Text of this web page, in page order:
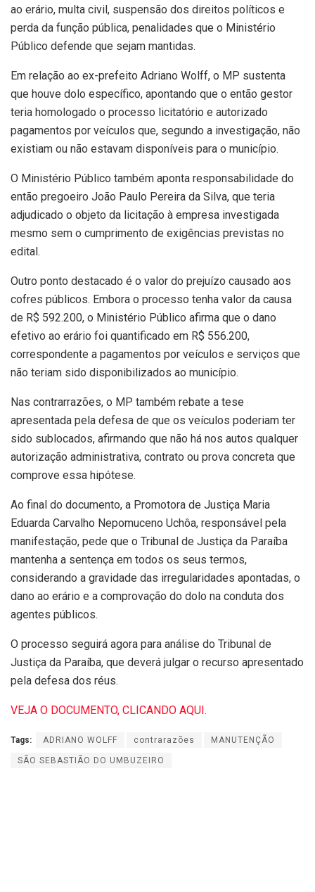
ao erário, multa civil, suspensão dos direitos políticos e
perda da função pública, penalidades que o Ministério
Público defende que sejam mantidas.
Em relação ao ex-prefeito Adriano Wolff, o MP sustenta
que houve dolo específico, apontando que o então gestor
teria homologado o processo licitatório e autorizado
pagamentos por veículos que, segundo a investigação, não
existiam ou não estavam disponíveis para o município.
O Ministério Público também aponta responsabilidade do
então pregoeiro João Paulo Pereira da Silva, que teria
adjudicado o objeto da licitação à empresa investigada
mesmo sem o cumprimento de exigências previstas no
edital.
Outro ponto destacado é o valor do prejuízo causado aos
cofres públicos. Embora o processo tenha valor da causa
de R$ 592.200, o Ministério Público afirma que o dano
efetivo ao erário foi quantificado em R$ 556.200,
correspondente a pagamentos por veículos e serviços que
não teriam sido disponibilizados ao município.
Nas contrarrazões, o MP também rebate a tese
apresentada pela defesa de que os veículos poderiam ter
sido sublocados, afirmando que não há nos autos qualquer
autorização administrativa, contrato ou prova concreta que
comprove essa hipótese.
Ao final do documento, a Promotora de Justiça Maria
Eduarda Carvalho Nepomuceno Uchôa, responsável pela
manifestação, pede que o Tribunal de Justiça da Paraíba
mantenha a sentença em todos os seus termos,
considerando a gravidade das irregularidades apontadas, o
dano ao erário e a comprovação do dolo na conduta dos
agentes públicos.
O processo seguirá agora para análise do Tribunal de
Justiça da Paraíba, que deverá julgar o recurso apresentado
pela defesa dos réus.
VEJA O DOCUMENTO, CLICANDO AQUI.
Tags: ADRIANO WOLFF contrarazões MANUTENÇÃO
SÃO SEBASTIÃO DO UMBUZEIRO